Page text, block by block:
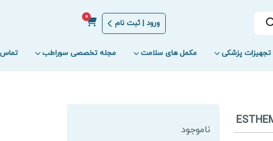
ورود | ثبت نام
0
تجهیزات پزشکی مکمل های سلامت مجله تخصصی سوراطب تماس
ناموجود